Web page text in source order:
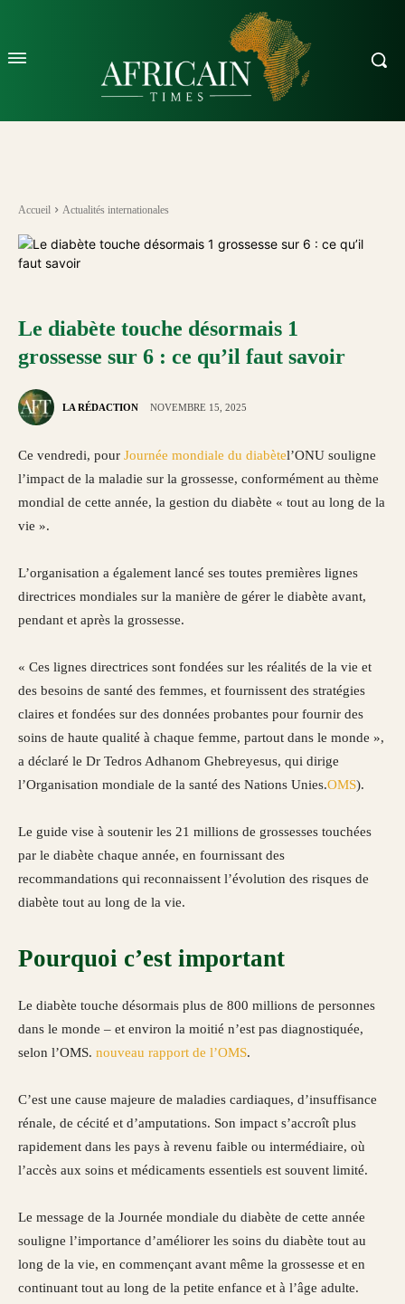
Accueil Actualités internationales
Le diabète touche désormais 1
grossesse sur 6 : ce qu’il faut savoir
LA RÉDACTION NOVEMBRE 15, 2025
Ce vendredi, pour Journée mondiale du diabètel’ONU souligne
l’impact de la maladie sur la grossesse, conformément au thème
mondial de cette année, la gestion du diabète « tout au long de la
vie ».
L’organisation a également lancé ses toutes premières lignes
directrices mondiales sur la manière de gérer le diabète avant,
pendant et après la grossesse.
« Ces lignes directrices sont fondées sur les réalités de la vie et
des besoins de santé des femmes, et fournissent des stratégies
claires et fondées sur des données probantes pour fournir des
soins de haute qualité à chaque femme, partout dans le monde »,
a déclaré le Dr Tedros Adhanom Ghebreyesus, qui dirige
l’Organisation mondiale de la santé des Nations Unies.OMS).
Le guide vise à soutenir les 21 millions de grossesses touchées
par le diabète chaque année, en fournissant des
recommandations qui reconnaissent l’évolution des risques de
diabète tout au long de la vie.
Pourquoi c’est important
Le diabète touche désormais plus de 800 millions de personnes
dans le monde – et environ la moitié n’est pas diagnostiquée,
selon l’OMS. nouveau rapport de l’OMS.
C’est une cause majeure de maladies cardiaques, d’insuffisance
rénale, de cécité et d’amputations. Son impact s’accroît plus
rapidement dans les pays à revenu faible ou intermédiaire, où
l’accès aux soins et médicaments essentiels est souvent limité.
Le message de la Journée mondiale du diabète de cette année
souligne l’importance d’améliorer les soins du diabète tout au
long de la vie, en commençant avant même la grossesse et en
continuant tout au long de la petite enfance et à l’âge adulte.